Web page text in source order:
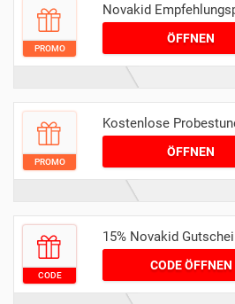
PROMO
Novakid
ÖFFNEN
PROMO
Kostenlose
ÖFFNEN
CODE
15% Novakid
CODE ÖFFNEN